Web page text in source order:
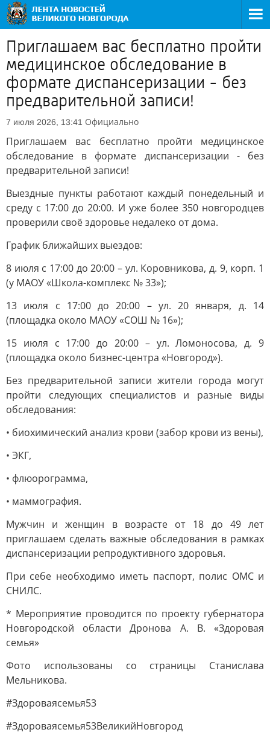
Приглашаем вас бесплатно пройти
медицинское обследование в
формате диспансеризации - без
предварительной записи!
7 июля 2026, 13:41 Официально
Приглашаем вас бесплатно пройти медицинское
обследование в формате диспансеризации - без
предварительной записи!
Выездные пункты работают каждый понедельный и
среду с 17:00 до 20:00. И уже более 350 новгородцев
проверили своё здоровье недалеко от дома.
График ближайших выездов:
8 июля с 17:00 до 20:00 – ул. Коровникова, д. 9, корп. 1
(у МАОУ «Школа-комплекс № 33»);
13 июля с 17:00 до 20:00 – ул. 20 января, д. 14
(площадка около МАОУ «СОШ № 16»);
15 июля с 17:00 до 20:00 – ул. Ломоносова, д. 9
(площадка около бизнес-центра «Новгород»).
Без предварительной записи жители города могут
пройти следующих специалистов и разные виды
обследования:
• биохимический анализ крови (забор крови из вены),
• ЭКГ,
• флюорограмма,
• маммография.
Мужчин и женщин в возрасте от 18 до 49 лет
приглашаем сделать важные обследования в рамках
диспансеризации репродуктивного здоровья.
При себе необходимо иметь паспорт, полис ОМС и
СНИЛС.
* Мероприятие проводится по проекту губернатора
Новгородской области Дронова А. В. «Здоровая
семья»
Фото использованы со страницы Станислава
Мельникова.
#Здороваясемья53
#Здороваясемья53ВеликийНовгород